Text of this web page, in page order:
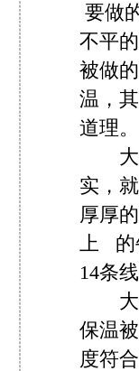
要做
不平
被做
温，
道理。
大棚
实，
厚厚
上 的
14条
大棚
保温
度符